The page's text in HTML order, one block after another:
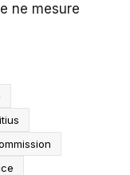
ne mesure